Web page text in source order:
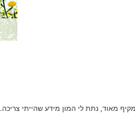
מאוד, נתת לי המון מידע שהייתי צריכה.